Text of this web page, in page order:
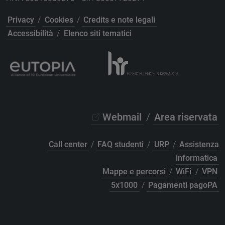
Privacy / Cookies / Credits e note legali
Accessibilità / Elenco siti tematici
Webmail / Area riservata
Call center / FAQ studenti / URP / Assistenza
informatica
Mappe e percorsi / WiFi / VPN
5x1000 / Pagamenti pagoPA